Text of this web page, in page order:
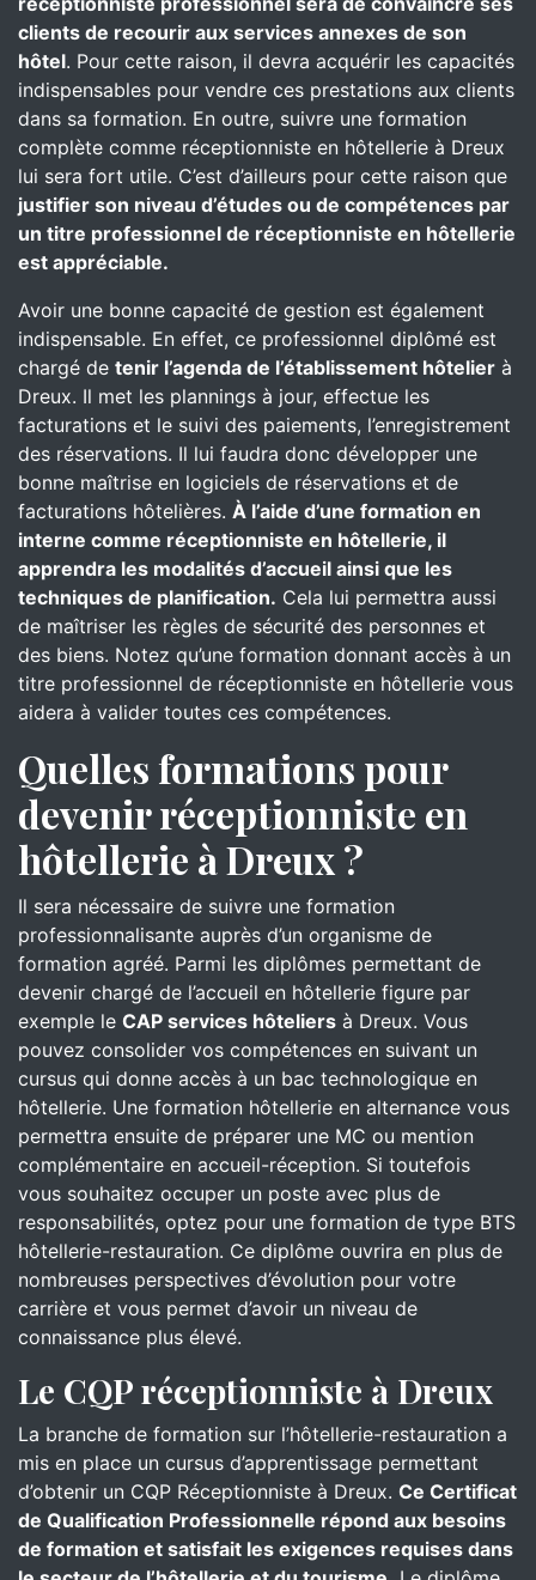
clients de recourir aux services annexes de son
hôtel. Pour cette raison, il devra acquérir les capacités
indispensables pour vendre ces prestations aux clients
dans sa formation. En outre, suivre une formation
complète comme réceptionniste en hôtellerie à Dreux
lui sera fort utile. C’est d’ailleurs pour cette raison que
justifier son niveau d’études ou de compétences par
un titre professionnel de réceptionniste en hôtellerie
est appréciable.
Avoir une bonne capacité de gestion est également
indispensable. En effet, ce professionnel diplômé est
chargé de tenir l’agenda de l’établissement hôtelier à
Dreux. Il met les plannings à jour, effectue les
facturations et le suivi des paiements, l’enregistrement
des réservations. Il lui faudra donc développer une
bonne maîtrise en logiciels de réservations et de
facturations hôtelières. À l’aide d’une formation en
interne comme réceptionniste en hôtellerie, il
apprendra les modalités d’accueil ainsi que les
techniques de planification. Cela lui permettra aussi
de maîtriser les règles de sécurité des personnes et
des biens. Notez qu’une formation donnant accès à un
titre professionnel de réceptionniste en hôtellerie vous
aidera à valider toutes ces compétences.
Quelles formations pour
devenir réceptionniste en
hôtellerie à Dreux ?
Il sera nécessaire de suivre une formation
professionnalisante auprès d’un organisme de
formation agréé. Parmi les diplômes permettant de
devenir chargé de l’accueil en hôtellerie figure par
exemple le CAP services hôteliers à Dreux. Vous
pouvez consolider vos compétences en suivant un
cursus qui donne accès à un bac technologique en
hôtellerie. Une formation hôtellerie en alternance vous
permettra ensuite de préparer une MC ou mention
complémentaire en accueil-réception. Si toutefois
vous souhaitez occuper un poste avec plus de
responsabilités, optez pour une formation de type BTS
hôtellerie-restauration. Ce diplôme ouvrira en plus de
nombreuses perspectives d’évolution pour votre
carrière et vous permet d’avoir un niveau de
connaissance plus élevé.
Le CQP réceptionniste à Dreux
La branche de formation sur l’hôtellerie-restauration a
mis en place un cursus d’apprentissage permettant
d’obtenir un CQP Réceptionniste à Dreux. Ce Certificat
de Qualification Professionnelle répond aux besoins
de formation et satisfait les exigences requises dans